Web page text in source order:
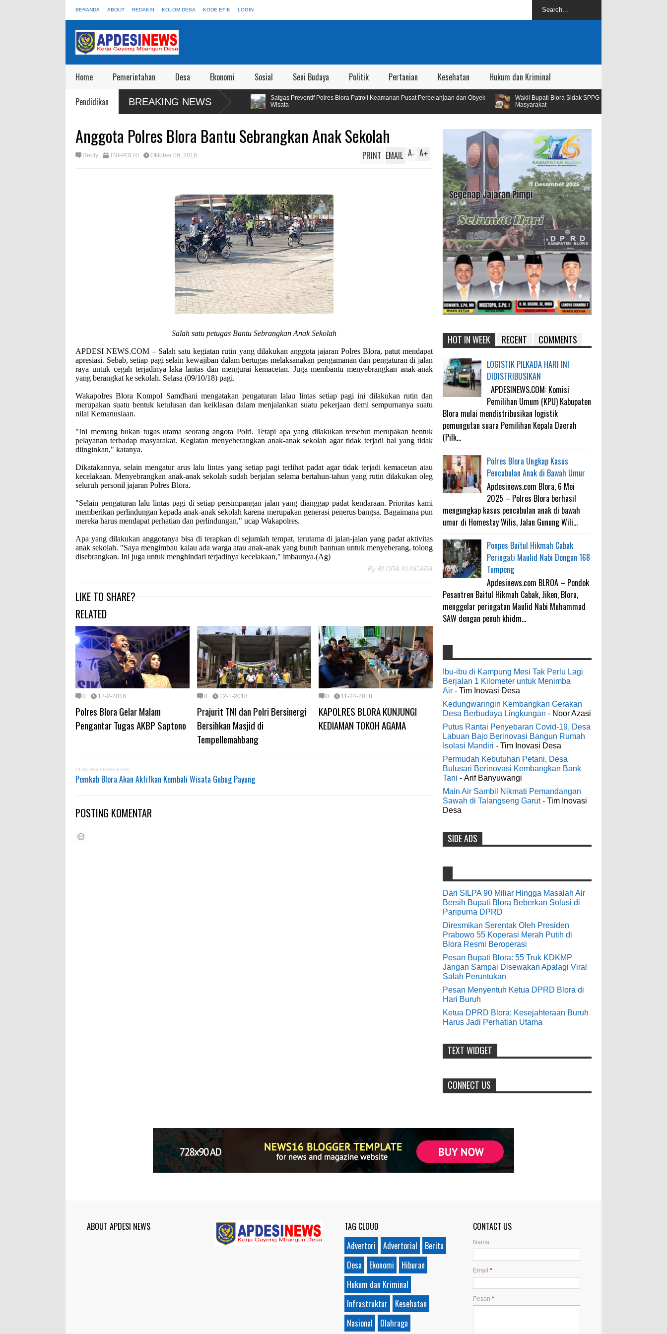
BERANDA ABOUT REDAKSI KOLOM DESA KODE ETIK LOGIN
Home Pemerintahan Desa Ekonomi Sosial Seni Budaya Politik Pertanian Kesehatan Hukum dan Kriminal
Pendidikan BREAKING NEWS
Truk KDKMP Jangan Sampai Disewakan Apalagi Viral Salah
Satgas Preventif Polres Blora Patroli Keamanan Pusat Perbelanjaan dan Obyek
Wisata
Wakil Bupati Blora Sidak SPPG Kedungbecici Menyusul Adanya Aduan
Anggota Polres Blora Bantu Sebrangkan Anak Sekolah
Reply TNI-POLRI Oktober 09, 2018 A+
A-
PRINT EMAIL
Salah satu petugas Bantu Sebrangkan Anak Sekolah
APDESI NEWS.COM – Salah satu kegiatan rutin yang dilakukan anggota jajaran Polres Blora, patut mendapat
apresiasi. Sebab, setiap pagi selain kewajiban dalam bertugas melaksanakan pengamanan dan pengaturan di jalan
raya untuk cegah terjadinya laka lantas dan mengurai kemacetan. Juga membantu menyebrangkan anak-anak
yang berangkat ke sekolah. Selasa (09/10/18) pagi.
Wakapolres Blora Kompol Samdhani mengatakan pengaturan lalau lintas setiap pagi ini dilakukan rutin dan
merupakan suatu bentuk ketulusan dan keiklasan dalam menjalankan suatu pekerjaan demi sempurnanya suatu
nilai Kemanusiaan.
"Ini memang bukan tugas utama seorang angota Polri. Tetapi apa yang dilakukan tersebut merupakan bentuk
pelayanan terhadap masyarakat. Kegiatan menyeberangkan anak-anak sekolah agar tidak terjadi hal yang tidak
diinginkan," katanya.
Dikatakannya, selain mengatur arus lalu lintas yang setiap pagi terlihat padat agar tidak terjadi kemacetan atau
kecelakaan. Menyebrangkan anak-anak sekolah sudah berjalan selama bertahun-tahun yang rutin dilakukan oleg
seluruh personil jajaran Polres Blora.
"Selain pengaturan lalu lintas pagi di setiap persimpangan jalan yang dianggap padat kendaraan. Prioritas kami
memberikan perlindungan kepada anak-anak sekolah karena merupakan generasi penerus bangsa. Bagaimana pun
mereka harus mendapat perhatian dan perlindungan," ucap Wakapolres.
Apa yang dilakukan anggotanya bisa di terapkan di sejumlah tempat, terutama di jalan-jalan yang padat aktivitas
anak sekolah. "Saya mengimbau kalau ada warga atau anak-anak yang butuh bantuan untuk menyeberang, tolong
disebrangkan. Ini juga untuk menghindari terjadinya kecelakaan," imbaunya.(Ag)
By BLORA KUNCARA
LIKE TO SHARE?
RELATED
0 12-2-2018
Polres Blora Gelar Malam
Pengantar Tugas AKBP Saptono
0 12-1-2018
Prajurit TNI dan Polri Bersinergi
Bersihkan Masjid di
Tempellemahbang
0 11-24-2018
KAPOLRES BLORA KUNJUNGI
KEDIAMAN TOKOH AGAMA
POSTING LEBIH BARU
Pemkab Blora Akan Aktifkan Kembali Wisata Gubug Payung
POSTING KOMENTAR
HOT IN WEEK RECENT COMMENTS
LOGISTIK PILKADA HARI INI
DIDISTRIBUSIKAN
APDESINEWS.COM: Komisi
Pemilihan Umum (KPU) Kabupaten
Blora mulai mendistribusikan logistik
pemungutan suara Pemilihan Kepala Daerah
(Pilk...
Polres Blora Ungkap Kasus
Pencabulan Anak di Bawah Umur
Apdesinews.com Blora, 6 Mei
2025 – Polres Blora berhasil
mengungkap kasus pencabulan anak di bawah
umur di Homestay Wilis, Jalan Gunung Wili...
Ponpes Baitul Hikmah Cabak
Peringati Maulid Nabi Dengan 168
Tumpeng
Apdesinews.com BLROA – Pondok
Pesantren Baitul Hikmah Cabak, Jiken, Blora,
menggelar peringatan Maulid Nabi Muhammad
SAW dengan penuh khidm...
4000 Petani Hutan Blora Bakal
Digelontor Bantuan CSR Jumbo dan
Bibit Ternak Gratis
0 8-4-2026
Indonesia Ceria Run Diharapkan
Bawa Dampak Positif Bagi Olah
Raga dan Ekonomi Blora
Dari SILPA 90 Miliar Hingga
Masalah Air Bersih Bupati Blora
Beberkan Solusi di Paripurna DPRD
Diresmikan Serentak Oleh Presiden
Pesan Bupati Blora: 55 Truk KDKMP
Jangan Sampai Disewakan Apalagi
Viral Salah Peruntukan
0 5-10-2026
galateapacino:
3-6-2022
Men's Black Titanium Wedding
Band - The Ottawa SenatorsThe Men's
Black titanium i phone case Titanium
Wedding Band is the world's first
dedicated wedding band how strong is
titanium for Wo...
odenjaea:
3-4-2022
Casino - DrmcdCasino is 부산
광역 출장안마 open and excited 고양 출장
샵 to welcome you back 의정부 출장샵 to
gaming! Experience our great mix of slots,
table games 제주 출장안마 and video
Anonymous:
9-28-2020
bolehkah kami study banding
di akir bulan oktober 2020 ini ?
Anonymous:
Mudah mudahan dengan jalan
yang baik bisa meningkatkan ekonomi
masyarakat sekitar. Amin
Anonymous:
7-21-2019
honorer
Ibu-ibu di Kampung Mesi Tak Perlu Lagi
Berjalan 1 Kilometer untuk Menimba
Air - Tim Inovasi Desa
Kedungwaringin Kembangkan Gerakan
Desa Berbudaya Lingkungan - Noor Azasi
Putus Rantai Penyebaran Covid-19, Desa
Labuan Bajo Berinovasi Bangun Rumah
Isolasi Mandiri - Tim Inovasi Desa
Permudah Kebutuhan Petani, Desa
Bulusari Berinovasi Kembangkan Bank
Tani - Arif Banyuwangi
Main Air Sambil Nikmati Pemandangan
Sawah di Talangseng Garut- Tim Inovasi
Desa
SIDE ADS
Dari SILPA 90 Miliar Hingga Masalah Air
Bersih Bupati Blora Beberkan Solusi di
Paripurna DPRD
Diresmikan Serentak Oleh Presiden
Prabowo 55 Koperasi Merah Putih di
Blora Resmi Beroperasi
Pesan Bupati Blora: 55 Truk KDKMP
Jangan Sampai Disewakan Apalagi Viral
Salah Peruntukan
Pesan Menyentuh Ketua DPRD Blora di
Hari Buruh
Ketua DPRD Blora: Kesejahteraan Buruh
Harus Jadi Perhatian Utama
TEXT WIDGET
CONNECT US
ABOUT APDESI NEWS
TAG CLOUD
Advertori
Advertorial
Berita
Desa
Ekonomi
Hiburan
Hukum dan Kriminal
Infrastruktur
Kesehatan
Nasional
Olahraga
CONTACT US
Nama
Email *
Pesan *